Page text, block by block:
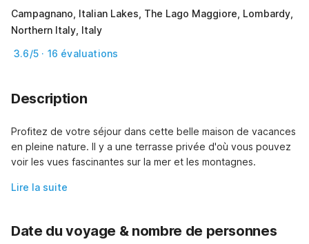
Campagnano, Italian Lakes, The Lago Maggiore, Lombardy,
Northern Italy, Italy
3.6/5 · 16 évaluations
Description
Profitez de votre séjour dans cette belle maison de vacances
en pleine nature. Il y a une terrasse privée d'où vous pouvez
voir les vues fascinantes sur la mer et les montagnes.
Lire la suite
Date du voyage & nombre de personnes